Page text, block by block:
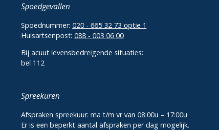
Spoedgevallen
Spoednummer: 020 - 665 32 73 optie 1
Huisartsenpost: 088 - 003 06 00
Bij acuut levensbedreigende situaties:
bel 112
Spreekuren
Afspraken spreekuur: ma t/m vr van 08:00u – 17:00u
Er is een beperkt aantal afspraken per dag mogelijk.